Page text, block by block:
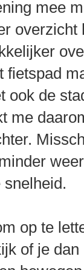
mee
overzicht
fietspad
ook de
me
op te
of je